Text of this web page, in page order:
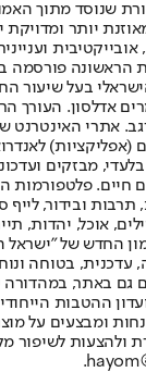
שנוסד מתוך
יותר
בעל שיעור
אדלסון. העורך
אתרי האינטרנט
מבזקים
חיים. פלטפורמות
ובידור, לייף
החדש של
עדכנית, בטוחה
גם באתר, במהדורה
ההטבות
ומבצעים על
ולהצעות לשיפור